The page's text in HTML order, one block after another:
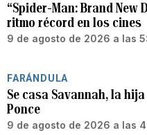
“Spider-Man: Brand New
ritmo récord en los cines
9 de agosto de 2026 a las
FARÁNDULA
Se casa Savannah, la
Ponce
9 de agosto de 2026 a las